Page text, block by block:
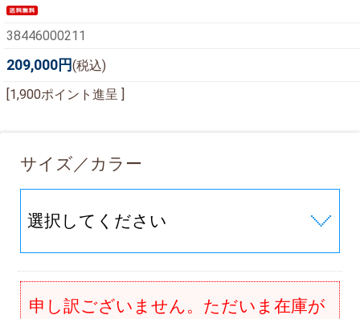
38446000211
209,000円(税込)
[1,900ポイント進呈 ]
サイズ／カラー
申し訳ございません。ただいま在庫が